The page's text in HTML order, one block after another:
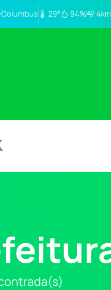
Columbus 29° 94%